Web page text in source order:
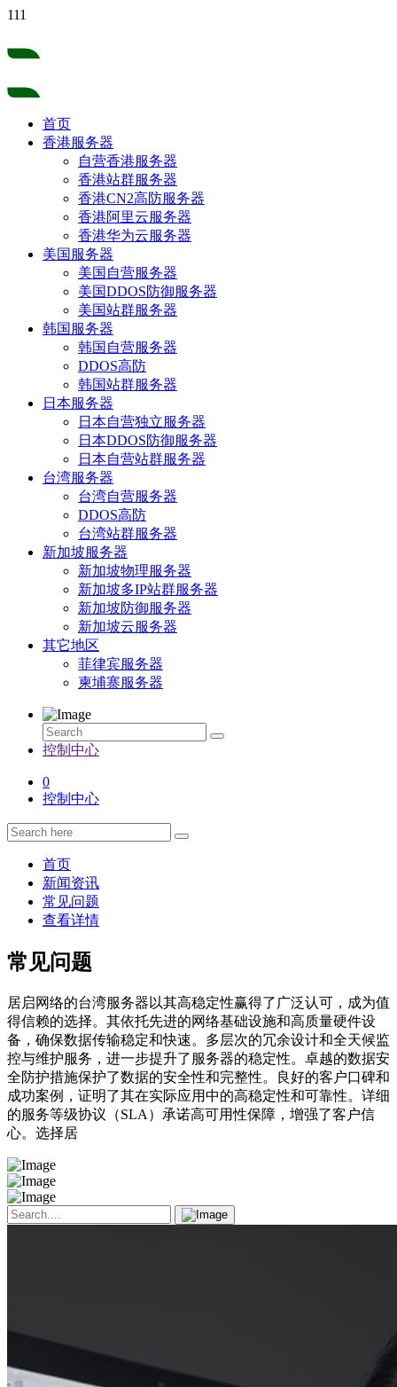
111
首页
香港服务器
自营香港服务器
香港站群服务器
香港CN2高防服务器
香港阿里云服务器
香港华为云服务器
美国服务器
美国自营服务器
美国DDOS防御服务器
美国站群服务器
韩国服务器
韩国自营服务器
DDOS高防
韩国站群服务器
日本服务器
日本自营独立服务器
日本DDOS防御服务器
日本自营站群服务器
台湾服务器
台湾自营服务器
DDOS高防
台湾站群服务器
新加坡服务器
新加坡物理服务器
新加坡多IP站群服务器
新加坡防御服务器
新加坡云服务器
其它地区
菲律宾服务器
柬埔寨服务器
控制中心
0
控制中心
首页
新闻资讯
常见问题
查看详情
常见问题
居启网络的台湾服务器以其高稳定性赢得了广泛认可，成为值
得信赖的选择。其依托先进的网络基础设施和高质量硬件设
备，确保数据传输稳定和快速。多层次的冗余设计和全天候监
控与维护服务，进一步提升了服务器的稳定性。卓越的数据安
全防护措施保护了数据的安全性和完整性。良好的客户口碑和
成功案例，证明了其在实际应用中的高稳定性和可靠性。详细
的服务等级协议（SLA）承诺高可用性保障，增强了客户信
心。选择居